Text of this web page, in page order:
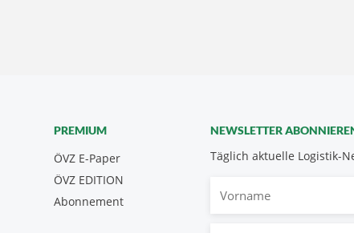
NEWSLETTER
Täglich aktuelle Logistik-
PREMIUM
ÖVZ E-Paper
Abonnement
ÖVZ EDITION